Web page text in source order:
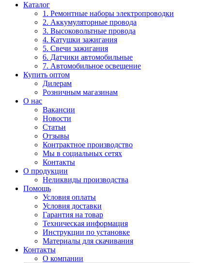
Каталог
1. Ремонтные наборы электропроводки
2. Аккумуляторные провода
3. Высоковольтные провода
4. Катушки зажигания
5. Свечи зажигания
6. Датчики автомобильные
7. Автомобильное освещение
Купить оптом
Дилерам
Розничным магазинам
О нас
Вакансии
Новости
Статьи
Отзывы
Контрактное производство
Мы в социальных сетях
Контакты
О продукции
Неликвиды производства
Помощь
Условия оплаты
Условия доставки
Гарантия на товар
Техническая информация
Инструкции по установке
Материалы для скачивания
Контакты
О компании